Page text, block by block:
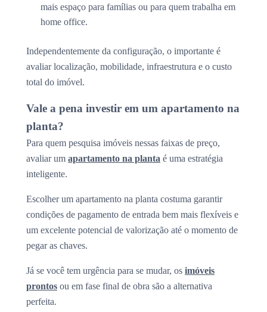
mais espaço para famílias ou para quem trabalha em
home office.
Independentemente da configuração, o importante é
avaliar localização, mobilidade, infraestrutura e o custo
total do imóvel.
Vale a pena investir em um apartamento na
planta?
Para quem pesquisa imóveis nessas faixas de preço,
avaliar um apartamento na planta é uma estratégia
inteligente.
Escolher um apartamento na planta costuma garantir
condições de pagamento de entrada bem mais flexíveis e
um excelente potencial de valorização até o momento de
pegar as chaves.
Já se você tem urgência para se mudar, os imóveis
prontos ou em fase final de obra são a alternativa
perfeita.